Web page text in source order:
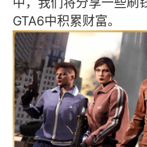
GTA6 RDR2
彩虹六号 绝地求
GTA6中积累财富。